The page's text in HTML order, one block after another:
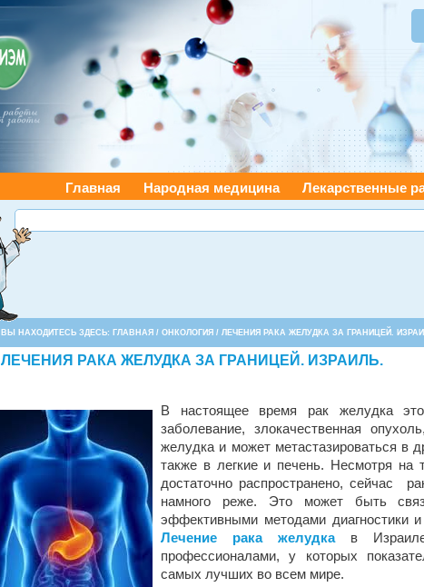
Главная Народная медицина Лекарственные
ВЫ НАХОДИТЕСЬ ЗДЕСЬ: ГЛАВНАЯ / ОНКОЛОГИЯ / ЛЕЧЕНИЯ РАКА ЖЕЛУДКА ЗА ГРАНИЦЕЙ.
ЛЕЧЕНИЯ РАКА ЖЕЛУДКА ЗА ГРАНИЦЕЙ. ИЗРАИЛЬ.
В настоящее время рак желудка
заболевание, злокачественная
желудка и может метастазироваться в
также в легкие и печень. Несмотря на
достаточно распространено, сейчас
намного реже. Это может быть
эффективными методами диагностики
Лечение рака желудкав Израиле
профессионалами, у которых
самых лучших во всем мире.